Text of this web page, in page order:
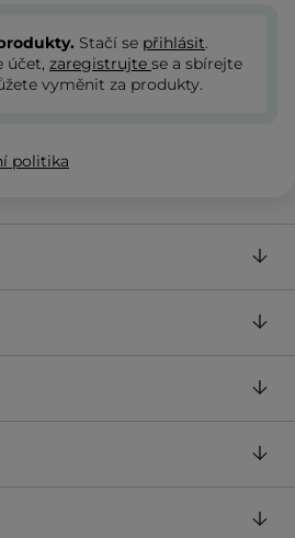
Stačí se přihlásit.
účet, zaregistrujte se a sbírejte
vyměnit za produkty.
politika